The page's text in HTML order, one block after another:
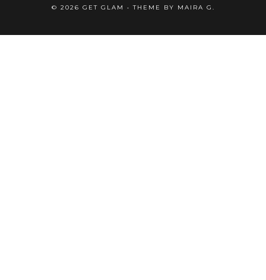
© 2026 GET GLAM • THEME BY MAIRA G.